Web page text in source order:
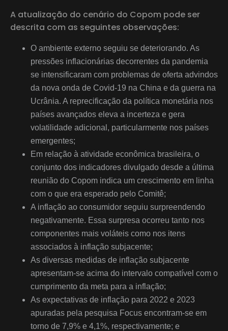
A atualização do cenário do Copom pode ser
descrita com as seguintes observações:
O ambiente externo seguiu se deteriorando. As
pressões inflacionárias decorrentes da pandemia
se intensificaram com problemas de oferta advindos
da nova onda de Covid-19 na China e da guerra na
Ucrânia. A reprecificação da política monetária nos
países avançados eleva a incerteza e gera
volatilidade adicional, particularmente nos países
emergentes;
Em relação à atividade econômica brasileira, o
conjunto dos indicadores divulgado desde a última
reunião do Copom indica um crescimento em linha
com o que era esperado pelo Comitê;
A inflação ao consumidor seguiu surpreendendo
negativamente. Essa surpresa ocorreu tanto nos
componentes mais voláteis como nos itens
associados à inflação subjacente;
As diversas medidas de inflação subjacente
apresentam-se acima do intervalo compatível com o
cumprimento da meta para a inflação;
As expectativas de inflação para 2022 e 2023
apuradas pela pesquisa Focus encontram-se em
torno de 7,9% e 4,1%, respectivamente; e